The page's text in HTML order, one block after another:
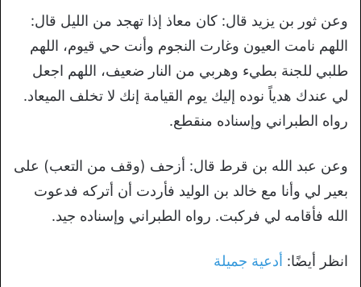
وعن ثور بن يزيد قال‏:‏ كان معاذ إذا تهجد من الليل قال‏:‏
اللهم نامت العيون وغارت النجوم وأنت حي قيوم، اللهم
طلبي للجنة بطيء وهربي من النار ضعيف، اللهم اجعل
لي عندك هدياً نوده إليك يوم القيامة إنك لا تخلف الميعاد‏.‏
رواه الطبراني وإسناده منقطع‏.‏
وعن عبد الله بن قرط قال‏:‏ أزحف ‏(‏وقف من التعب‏)‏ على
بعير لي وأنا مع خالد بن الوليد فأردت أن أتركه فدعوت
الله فأقامه لي فركبت‏.‏ رواه الطبراني وإسناده جيد‏.‏
انظر أيضًا: أدعية جميلة